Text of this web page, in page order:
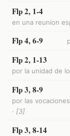
Flp 2, 1-4
en una reunion
Flp 4, 6-9
Flp 2, 1-13
por la unidad de
Flp 3, 8-9
por las
· [3]
Flp 3, 8-14